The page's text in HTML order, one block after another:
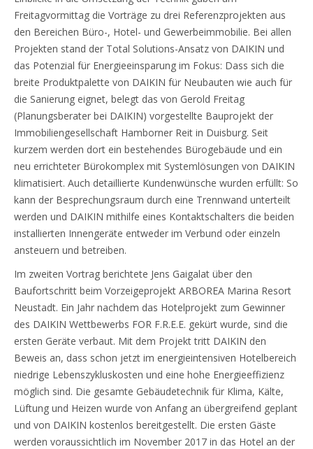
Freitagvormittag die Vorträge zu drei Referenzprojekten aus
den Bereichen Büro-, Hotel- und Gewerbeimmobilie. Bei allen
Projekten stand der Total Solutions-Ansatz von DAIKIN und
das Potenzial für Energieeinsparung im Fokus: Dass sich die
breite Produktpalette von DAIKIN für Neubauten wie auch für
die Sanierung eignet, belegt das von Gerold Freitag
(Planungsberater bei DAIKIN) vorgestellte Bauprojekt der
Immobiliengesellschaft Hamborner Reit in Duisburg. Seit
kurzem werden dort ein bestehendes Bürogebäude und ein
neu errichteter Bürokomplex mit Systemlösungen von DAIKIN
klimatisiert. Auch detaillierte Kundenwünsche wurden erfüllt: So
kann der Besprechungsraum durch eine Trennwand unterteilt
werden und DAIKIN mithilfe eines Kontaktschalters die beiden
installierten Innengeräte entweder im Verbund oder einzeln
ansteuern und betreiben.
Im zweiten Vortrag berichtete Jens Gaigalat über den
Baufortschritt beim Vorzeigeprojekt ARBOREA Marina Resort
Neustadt. Ein Jahr nachdem das Hotelprojekt zum Gewinner
des DAIKIN Wettbewerbs FOR F.R.E.E. gekürt wurde, sind die
ersten Geräte verbaut. Mit dem Projekt tritt DAIKIN den
Beweis an, dass schon jetzt im energieintensiven Hotelbereich
niedrige Lebenszykluskosten und eine hohe Energieeffizienz
möglich sind. Die gesamte Gebäudetechnik für Klima, Kälte,
Lüftung und Heizen wurde von Anfang an übergreifend geplant
und von DAIKIN kostenlos bereitgestellt. Die ersten Gäste
werden voraussichtlich im November 2017 in das Hotel an der